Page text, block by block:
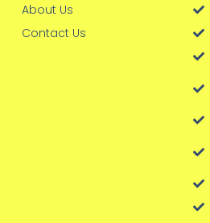
About Us
Contact Us